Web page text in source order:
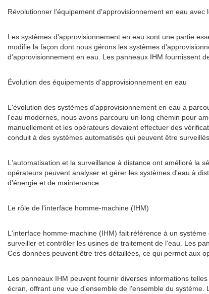
Révolutionner l'équipement d'approvisionnement en eau avec
Les systèmes d'approvisionnement en eau sont une partie
modifie la façon dont nous gérons les systèmes
d'approvisionnement en eau. Les panneaux IHM fournissent
Évolution des équipements d'approvisionnement en eau
L'évolution des systèmes d'approvisionnement en eau a
l'eau modernes, nous avons parcouru un long chemin pour
manuellement et les opérateurs devaient effectuer des
conduit à des systèmes automatisés qui peuvent être
L'automatisation et la surveillance à distance ont amélioré la
opérateurs peuvent analyser et gérer les systèmes d'eau à
d'énergie et de maintenance.
Le rôle de l'interface homme-machine (IHM)
L'interface homme-machine (IHM) fait référence à un
surveiller et contrôler les usines de traitement de l'eau. Les
Ces données peuvent être très détaillées, ce qui permet aux
Les panneaux IHM peuvent fournir diverses informations
écran, offrant une vue d'ensemble de l'ensemble du